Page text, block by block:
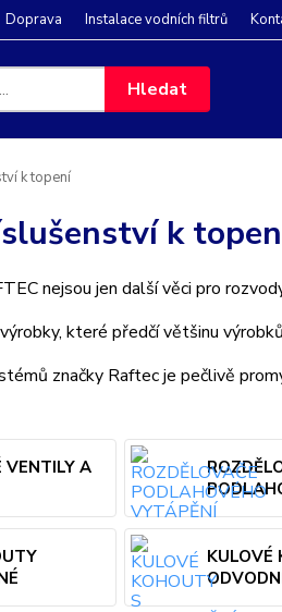
Doprava Instalace vodních filtrů
Hledat
k topení
k
nejsou jen další věci pro
které předčí většinu
značky Raftec je pečlivě
VENTILY A
KULOVÉ